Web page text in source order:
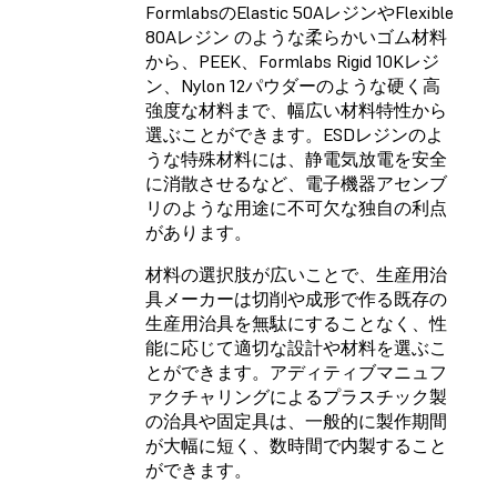
FormlabsのElastic 50AレジンやFlexible
80Aレジン のような柔らかいゴム材料
から、PEEK、 Formlabs Rigid 10Kレジ
ン、 Nylon 12パウダーのような硬く高
強度な材料まで、幅広い材料特性から
選ぶことができます。 ESDレジンのよ
うな特殊材料には、静電気放電を安全
に消散させるなど、電子機器アセンブ
リのような用途に不可欠な独自の利点
があります。
材料の選択肢が広いことで、生産用治
具メーカーは切削や成形で作る既存の
生産用治具を無駄にすることなく、性
能に応じて適切な設計や材料を選ぶこ
とができます。アディティブマニュフ
ァクチャリングによるプラスチック製
の治具や固定具は、一般的に製作期間
が大幅に短く、数時間で内製すること
ができます。